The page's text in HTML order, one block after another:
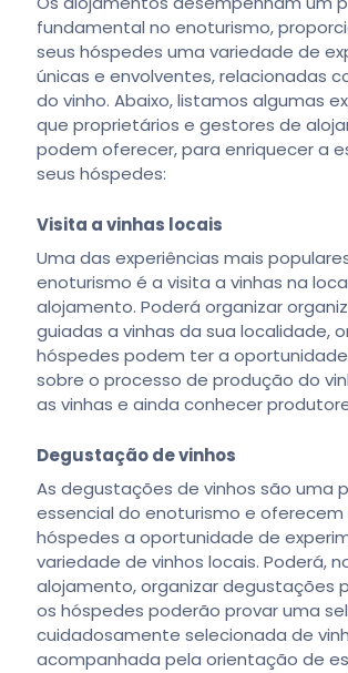
fundamental no enoturismo,
seus hóspedes uma variedade de
únicas e envolventes, relacionadas
do vinho. Abaixo, listamos algumas
que proprietários e gestores de
podem oferecer, para enriquecer a
seus hóspedes:
Visita a vinhas locais
Uma das experiências mais
enoturismo é a visita a vinhas na
alojamento. Poderá organizar
guiadas a vinhas da sua localidade,
hóspedes podem ter a
sobre o processo de produção do
as vinhas e ainda conhecer
Degustação de vinhos
As degustações de vinhos são uma
essencial do enoturismo e oferecem
hóspedes a oportunidade de
variedade de vinhos locais. Poderá,
alojamento, organizar degustações
os hóspedes poderão provar uma
cuidadosamente selecionada de
acompanhada pela orientação de